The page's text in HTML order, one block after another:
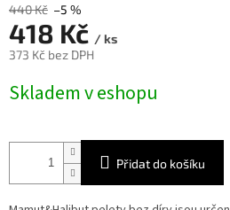
440 Kč –5 %
418 Kč / ks
373 Kč bez DPH
cena:
Skladem v eshopu
Přidat do košíku